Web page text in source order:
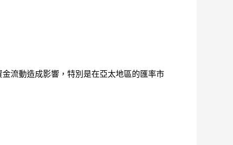
流動造成影響，特別是在亞太地區的匯率市